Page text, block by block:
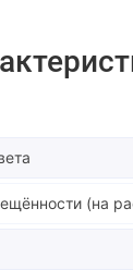
(на